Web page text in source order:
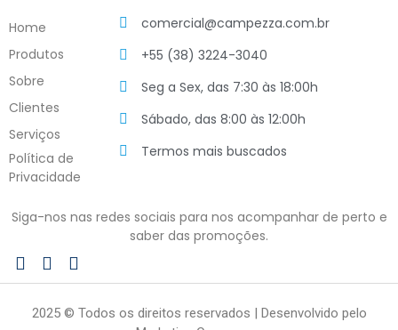
Home
Produtos
Sobre
Clientes
Serviços
Política de
Privacidade
comercial@campezza.com.br
+55 (38) 3224-3040
Seg a Sex, das 7:30 às 18:00h
Sábado, das 8:00 às 12:00h
Termos mais buscados
Siga-nos nas redes sociais para nos acompanhar de perto e
saber das promoções.
2025 © Todos os direitos reservados | Desenvolvido pelo